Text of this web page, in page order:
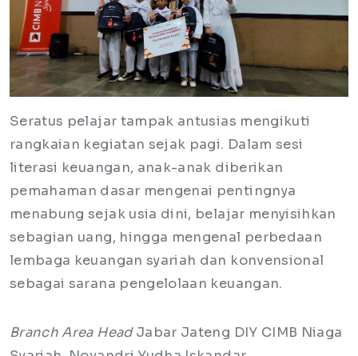
Seratus pelajar tampak antusias mengikuti
rangkaian kegiatan sejak pagi. Dalam sesi
literasi keuangan, anak-anak diberikan
pemahaman dasar mengenai pentingnya
menabung sejak usia dini, belajar menyisihkan
sebagian uang, hingga mengenal perbedaan
lembaga keuangan syariah dan konvensional
sebagai sarana pengelolaan keuangan.
Branch Area HeadJabar Jateng DIY CIMB Niaga